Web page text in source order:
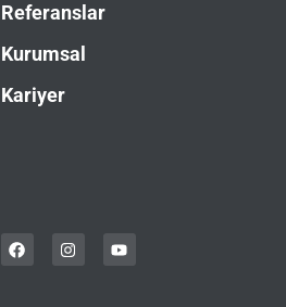
Referanslar
Kurumsal
Kariyer